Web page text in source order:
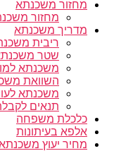
מחזור משכנתא
מחזור
מדריך משכנתא
ריבית
שטר
משכנתא
השוואת
משכנתא
תנאים
כלכלת משפחה
אלפא בעיתונות
מחיר יעוץ